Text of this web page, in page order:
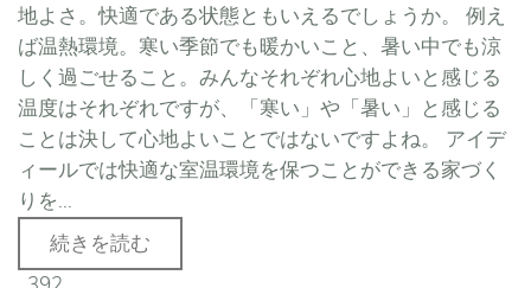
地よさ。快適である状態ともいえるでしょうか。 例え
ば温熱環境。寒い季節でも暖かいこと、暑い中でも涼
しく過ごせること。みんなそれぞれ心地よいと感じる
温度はそれぞれですが、「寒い」や「暑い」と感じる
ことは決して心地よいことではないですよね。 アイデ
ィールでは快適な室温環境を保つことができる家づく
りを...
続きを読む